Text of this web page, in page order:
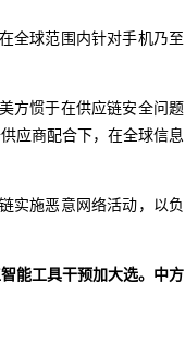
全球范围内针对手机乃至
方惯于在供应链安全问题
应商配合下，在全球信息
实施恶意网络活动，以负
能工具干预加大选。 中方